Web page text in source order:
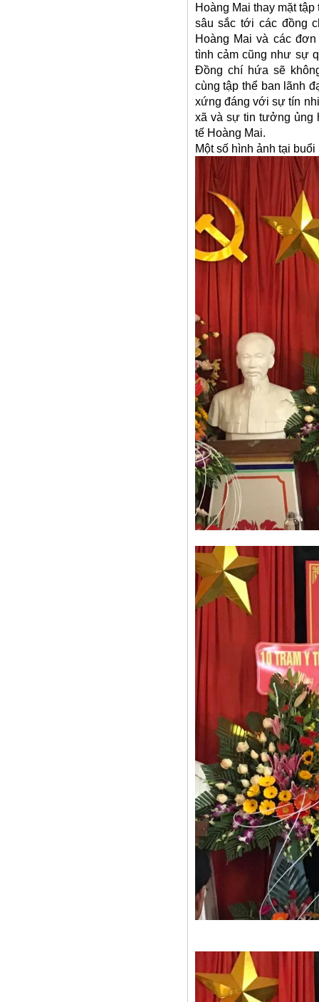
Hoàng Mai thay mặt
sâu sắc tới các đồng
Hoàng Mai và các
tình cảm cũng như sự
Đồng chí hứa sẽ
cùng tập thể ban lãnh
xứng đáng với sự tín
xã và sự tin tưởng ủng
tế Hoàng Mai.
Một số hình ảnh tại buổi